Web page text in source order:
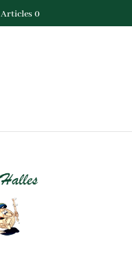
Articles 0